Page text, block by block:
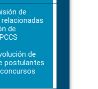
de
de
de
postulantes